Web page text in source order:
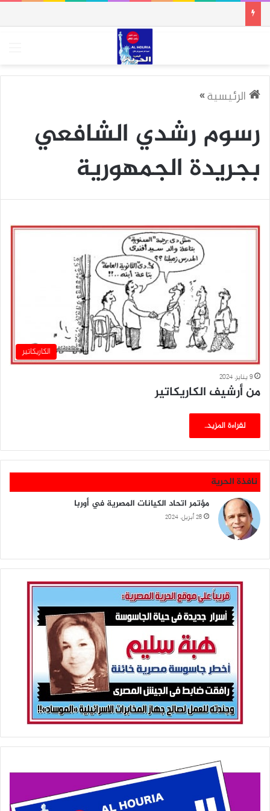
الرئيسية»
رسوم رشدي الشافعي
بجريدة الجمهورية
الكاريكاتير
9 يناير، 2024
من أرشيف الكاريكاتير
لقراءة المزيد..
نافذة الحرية
مؤتمر اتحاد الكيانات المصرية في أوربا
28 أبريل، 2024